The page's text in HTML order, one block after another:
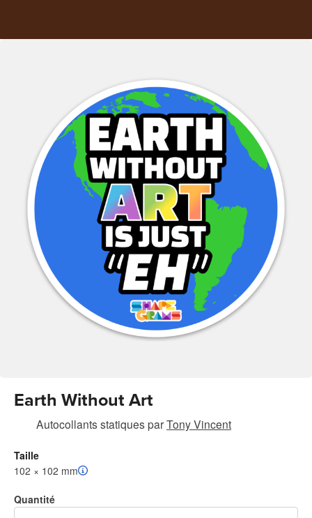
Earth Without Art
Autocollants statiquesparTony Vincent
Taille
102 × 102 mm
Quantité